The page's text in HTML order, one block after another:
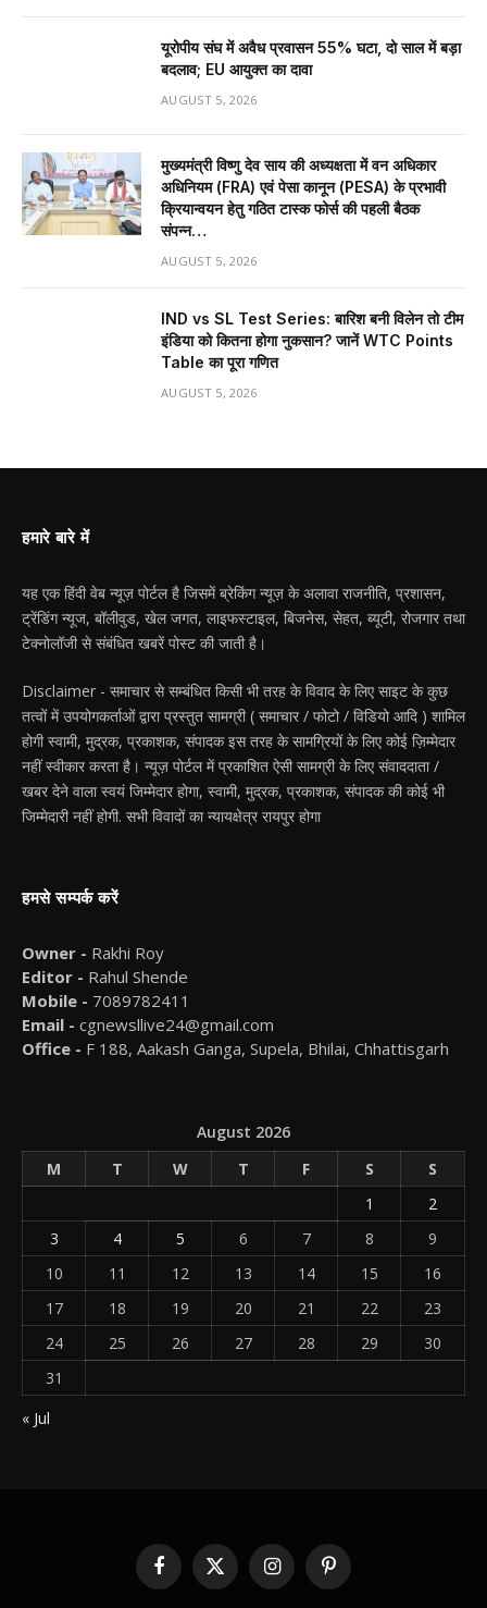
यूरोपीय संघ में अवैध प्रवासन 55% घटा, दो साल में बड़ा
बदलाव; EU आयुक्त का दावा
AUGUST 5, 2026
मुख्यमंत्री विष्णु देव साय की अध्यक्षता में वन अधिकार
अधिनियम (FRA) एवं पेसा कानून (PESA) के प्रभावी
क्रियान्वयन हेतु गठित टास्क फोर्स की पहली बैठक
संपन्न…
AUGUST 5, 2026
IND vs SL Test Series: बारिश बनी विलेन तो टीम
इंडिया को कितना होगा नुकसान? जानें WTC Points
Table का पूरा गणित
AUGUST 5, 2026
हमारे बारे में
यह एक हिंदी वेब न्यूज़ पोर्टल है जिसमें ब्रेकिंग न्यूज़ के अलावा राजनीति, प्रशासन,
ट्रेंडिंग न्यूज, बॉलीवुड, खेल जगत, लाइफस्टाइल, बिजनेस, सेहत, ब्यूटी, रोजगार तथा
टेक्नोलॉजी से संबंधित खबरें पोस्ट की जाती है।
Disclaimer - समाचार से सम्बंधित किसी भी तरह के विवाद के लिए साइट के कुछ
तत्वों में उपयोगकर्ताओं द्वारा प्रस्तुत सामग्री ( समाचार / फोटो / विडियो आदि ) शामिल
होगी स्वामी, मुद्रक, प्रकाशक, संपादक इस तरह के सामग्रियों के लिए कोई ज़िम्मेदार
नहीं स्वीकार करता है। न्यूज़ पोर्टल में प्रकाशित ऐसी सामग्री के लिए संवाददाता /
खबर देने वाला स्वयं जिम्मेदार होगा, स्वामी, मुद्रक, प्रकाशक, संपादक की कोई भी
जिम्मेदारी नहीं होगी. सभी विवादों का न्यायक्षेत्र रायपुर होगा
हमसे सम्पर्क करें
Owner - Rakhi Roy
Editor - Rahul Shende
Mobile - 7089782411
Email - cgnewsllive24@gmail.com
Office - F 188, Aakash Ganga, Supela, Bhilai, Chhattisgarh
August 2026
M
T W T F S
S
1
2
3
4 5 6 7 8
9
10
11 12 13 14 15
16
17
18 19 20 21 22
23
24
25 26 27 28 29
30
31
« Jul
Facebook
X
(Twitter)
InstagramPinterest